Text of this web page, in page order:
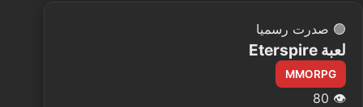
🟢 صدرت رسميا
لعبة Eterspire
MMORPG
👁️
80